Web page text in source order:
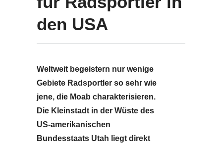
den USA
Weltweit begeistern nur wenige
Gebiete Radsportler so sehr wie
jene, die Moab charakterisieren.
Die Kleinstadt in der Wüste des
US-amerikanischen
Bundesstaats Utah liegt direkt